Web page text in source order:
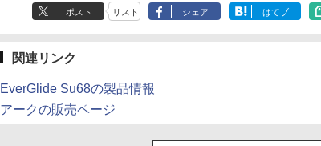
ポスト リスト シェア はてブ
関連リンク
EverGlide Su68の製品情報
アークの販売ページ